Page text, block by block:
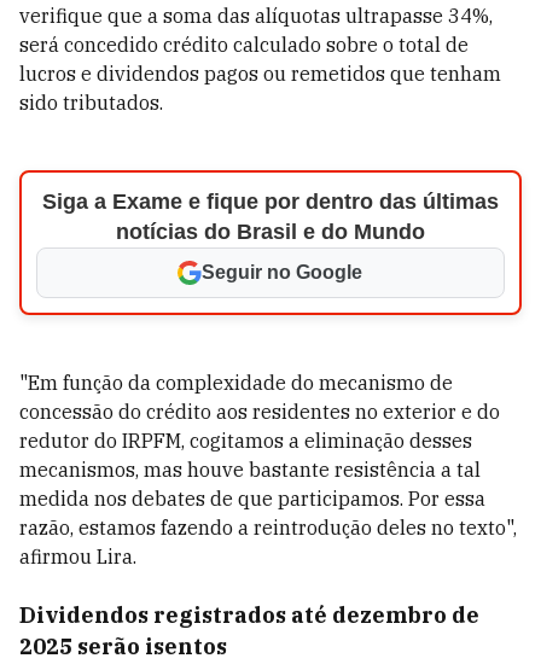
verifique que a soma das alíquotas ultrapasse 34%,
será concedido crédito calculado sobre o total de
lucros e dividendos pagos ou remetidos que tenham
sido tributados.
Siga a Exame e fique por dentro das últimas
notícias do Brasil e do Mundo
Seguir no Google
"Em função da complexidade do mecanismo de
concessão do crédito aos residentes no exterior e do
redutor do IRPFM, cogitamos a eliminação desses
mecanismos, mas houve bastante resistência a tal
medida nos debates de que participamos. Por essa
razão, estamos fazendo a reintrodução deles no texto",
afirmou Lira.
Dividendos registrados até dezembro de
2025 serão isentos